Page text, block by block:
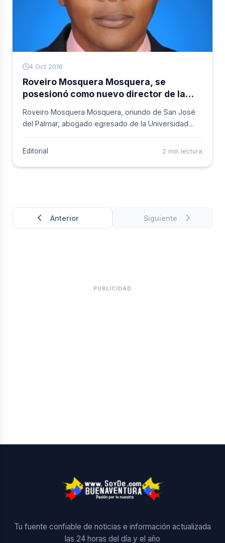
4 Oct 2016
Roveiro Mosquera Mosquera, se
posesionó como nuevo director de la
Roveiro Mosquera Mosquera, oriundo de San José
del Palmar, abogado egresado de la Universidad
de septiembre de 2016, tomó posesión del cargo el
Cárcel de Istmina, Chocó, ante el BG Jorge Luis
Editorial 2 min lectura
Anterior Siguiente
PUBLICIDAD
Tu fuente confiable de noticias e información actualizada
las 24 horas del día y el año